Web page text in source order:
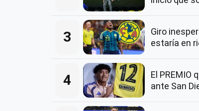
3
Giro
estaría en
4
El PREMIO
ante San